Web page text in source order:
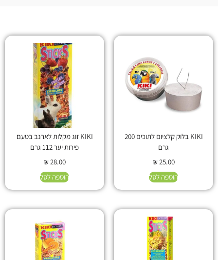
KIKI בלוק קלציום לתוכים 200
גרם
₪25.00
הוספה לסל
KIKI זוג מקלות לארנב בטעם
פירות יער 112 גרם
₪28.00
הוספה לסל